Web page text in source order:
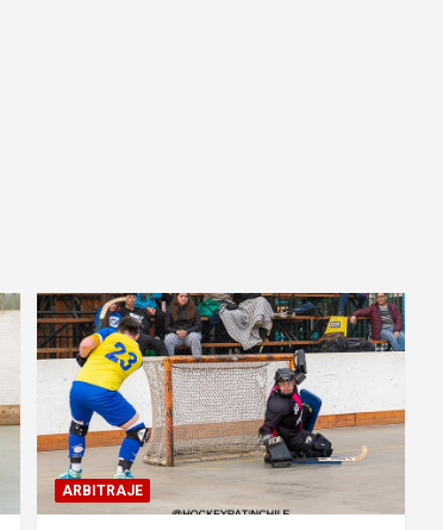
ARBITRAJE